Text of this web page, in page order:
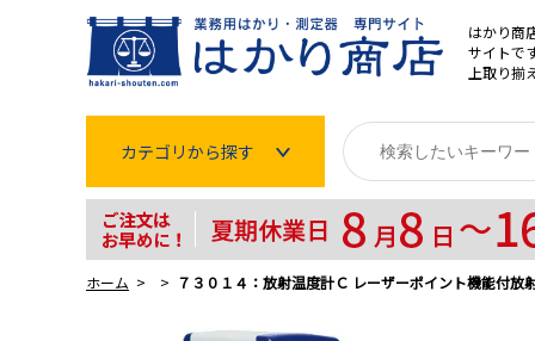
はかり商
サイトで
上取り揃
カテゴリから探す
はかり
分銅
ホーム ７３０１４：放射温度計Ｃ レーザーポイント機能付放